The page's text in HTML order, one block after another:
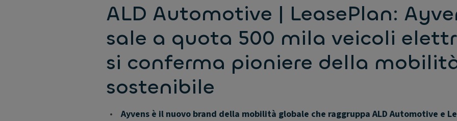
ALD Automotive | LeasePlan:
sale a quota 500 mila veicoli
si conferma pioniere della
sostenibile
•
Ayvens è il nuovo brand della mobilità globale che raggruppa ALD Automotive e